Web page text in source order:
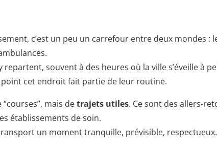
c’est un peu un carrefour entre deux mondes
souvent à des heures où la ville s’éveille à
cet endroit fait partie de leur routine.
mais detrajets utiles. Ce sont des allers-
établissements de soin.
un moment tranquille, prévisible, respectueux.